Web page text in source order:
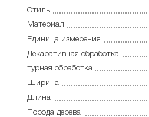
Стиль
Материал
Единица измерения
Декаративная обработка
турная обработка
Ширина
Длина
Порода дерева